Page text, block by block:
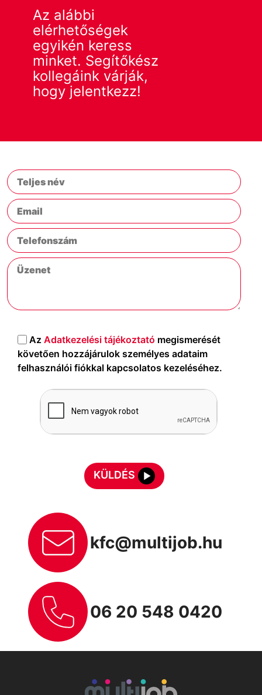
Az alábbi
elérhetőségek
egyikén keress
minket. Segítőkész
kollegáink várják,
hogy jelentkezz!
Az Adatkezelési tájékoztató megismerését
követően hozzájárulok személyes adataim
felhasználói fiókkal kapcsolatos kezeléséhez.
KÜLDÉS
kfc@multijob.hu
06 20 548 0420